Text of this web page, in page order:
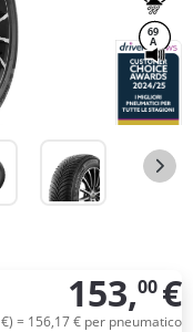
69
A
153,00 €
€) = 156,17€ per pneumatico